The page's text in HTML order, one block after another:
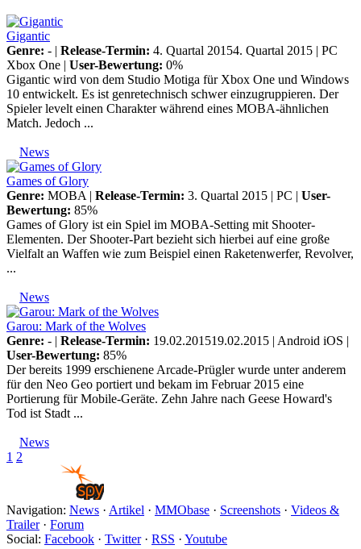
Gigantic
Genre: - | Release-Termin: 4. Quartal 20154. Quartal 2015 | PC
Xbox One | User-Bewertung: 0%
Gigantic wird von dem Studio Motiga für Xbox One und Windows
10 entwickelt. Es ist genretechnisch schwer einzugruppieren. Der
Spieler levelt einen Charakter während eines MOBA-ähnlichen
Match. Jedoch ...
News
Games of Glory
Genre: MOBA | Release-Termin: 3. Quartal 2015 | PC | User-
Bewertung: 85%
Games of Glory ist ein Spiel im MOBA-Setting mit Shooter-
Elementen. Der Shooter-Part bezieht sich hierbei auf eine große
Vielfalt an Waffen wie zum Beispiel einen Raketenwerfer, Revolver,
...
News
Garou: Mark of the Wolves
Genre: - | Release-Termin: 19.02.201519.02.2015 | Android iOS |
User-Bewertung: 85%
Der bereits 1999 erschienene Arcade-Prügler wurde unter anderem
für den Neo Geo portiert und bekam im Februar 2015 eine
Portierung für Mobile-Geräte. Zehn Jahre nach Geese Howard's
Tod ist Stadt ...
News
1 2
Navigation: News · Artikel · MMObase · Screenshots · Videos &
Trailer· Forum
Social: Facebook · Twitter· RSS · Youtube